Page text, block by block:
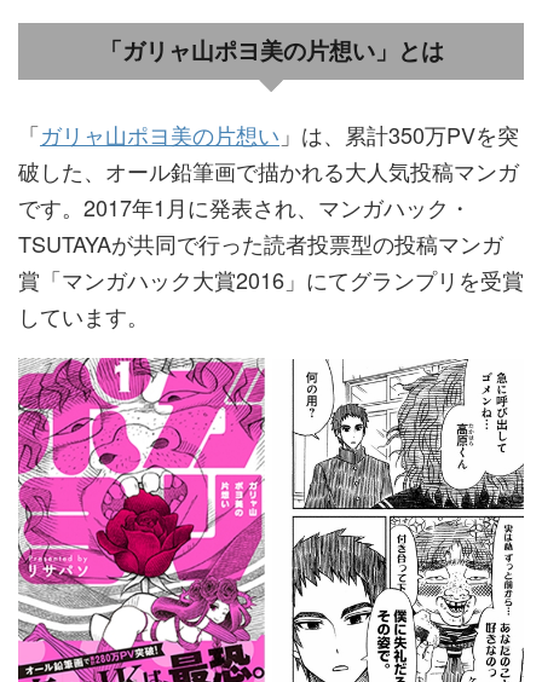
「ガリャ山ポヨ美の片想い」とは
「ガリャ山ポヨ美の片想い 」は、累計350万PVを突
破した、オール鉛筆画で描かれる大人気投稿マンガ
です。2017年1月に発表され、マンガハック・
TSUTAYAが共同で行った読者投票型の投稿マンガ
賞「マンガハック大賞2016」にてグランプリを受賞
しています。